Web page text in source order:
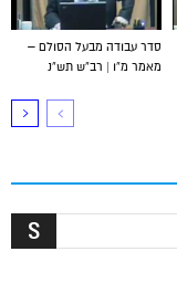
סדר עבודה מבעל הסולם –
מאמר מ”ו | רב”ש תש”נ